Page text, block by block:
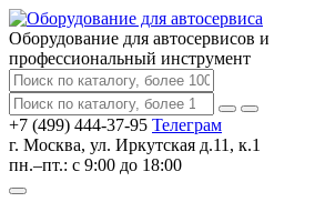
Оборудование для автосервисов и
профессиональный инструмент
+7 (499) 444-37-95 Телеграм
г. Москва, ул. Иркутская д.11, к.1
пн.–пт.: с 9:00 до 18:00